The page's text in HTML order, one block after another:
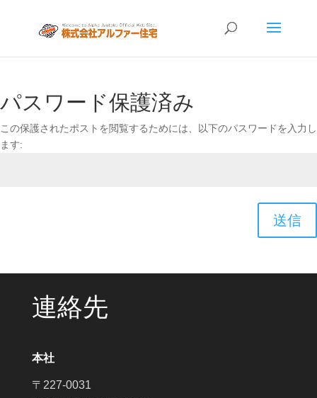
パスワード保護済み
この保護されたポストを閲覧するためには、以下のパスワードを入力し
ます:
送信
連絡先
本社
〒227-0031